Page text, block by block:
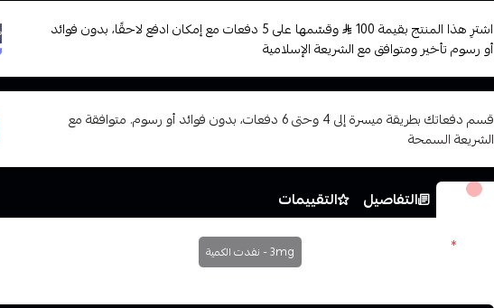
اشترِ هذا المنتج بقيمة 100
وقسّمها على 5 دفعات مع إمكان ادفع لاحقًا، بدون فوائد
أو رسوم تأخير ومتوافق مع الشريعة الإسلامية
قسم دفعاتك بطريقة ميسرة إلى 4 وحتى 6 دفعات، بدون فوائد أو رسوم. متوافقة مع
الشريعة السمحة
الخيارات التفاصيل التقييمات
* 3mg - نفدت الكمية